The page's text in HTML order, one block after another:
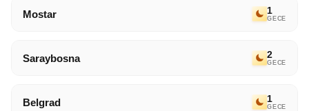
Mostar 1
GECE
Saraybosna 2
GECE
Belgrad 1
GECE